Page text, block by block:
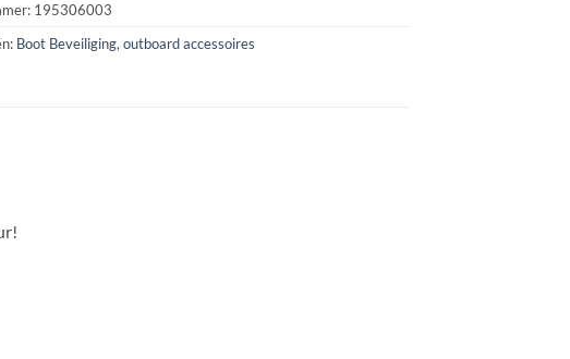
195306003
Boot Beveiliging,outboard accessoires